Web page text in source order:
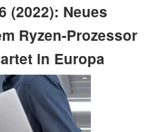
(2022): Neues
Ryzen-Prozessor
in Europa